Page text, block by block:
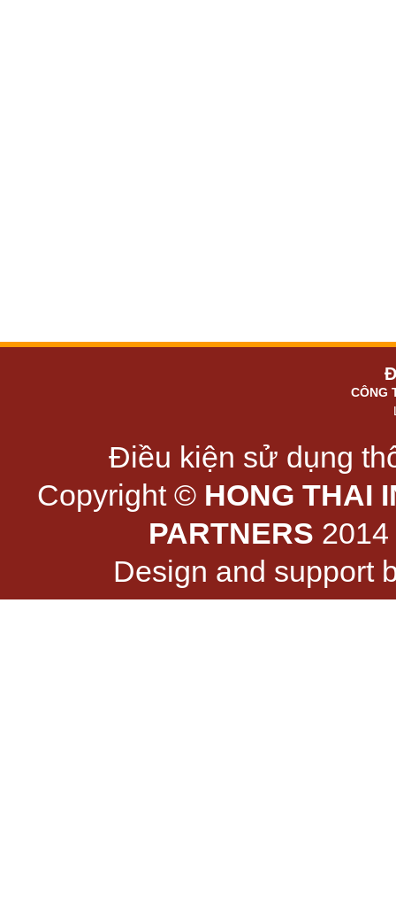
CÔNG
Điều kiện sử dụng
Copyright © HONG THAI
PARTNERS
Design and support